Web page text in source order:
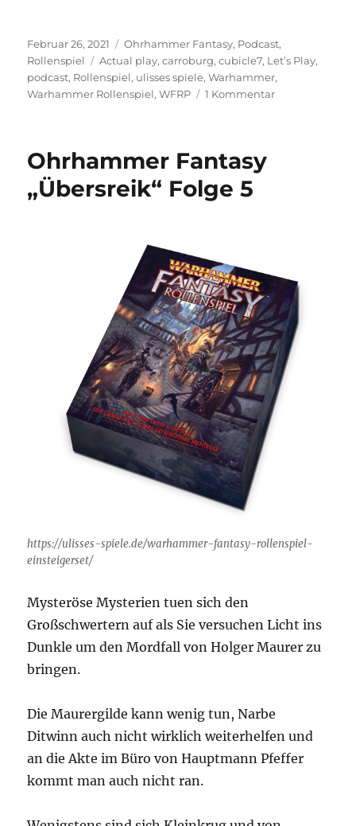
EMBED
Veröffentlicht
am
Februar 26, 2021 Kategorien
Ohrhammer Fantasy, Podcast,
Rollenspiel
Schlagwörter
Actual play,carroburg,cubicle7, Let’s Play,
podcast, Rollenspiel, ulisses spiele,Warhammer,
Warhammer Rollenspiel,WFRP 1 Kommentarzu
Ohrhammer Fantasy
„Übersreik“ Folge 5
https://ulisses-spiele.de/warhammer-fantasy-rollenspiel-
einsteigerset/
Mysteröse Mysterien tuen sich den
Großschwertern auf als Sie versuchen Licht ins
Dunkle um den Mordfall von Holger Maurer zu
bringen.
Die Maurergilde kann wenig tun, Narbe
Ditwinn auch nicht wirklich weiterhelfen und
an die Akte im Büro von Hauptmann Pfeffer
kommt man auch nicht ran.